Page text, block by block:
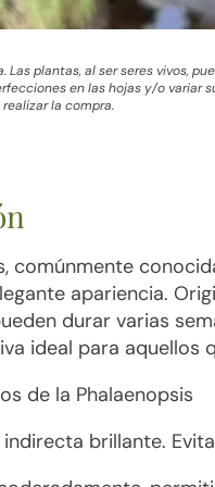
Las plantas, al ser seres vivos,
en las hojas y/o variar
la compra.
comúnmente
apariencia.
durar varias
ideal para aquellos
de la Phalaenopsis
indirecta brillante.